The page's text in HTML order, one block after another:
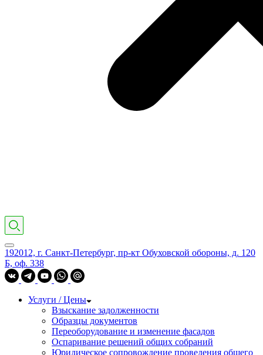
192012, г. Санкт-Петербург, пр-кт Обуховской обороны, д. 120
Б, оф. 338
Услуги / Цены
Взыскание задолженности
Образцы документов
Переоборудование и изменение фасадов
Оспаривание решений общих собраний
Юридическое сопровождение проведения общего